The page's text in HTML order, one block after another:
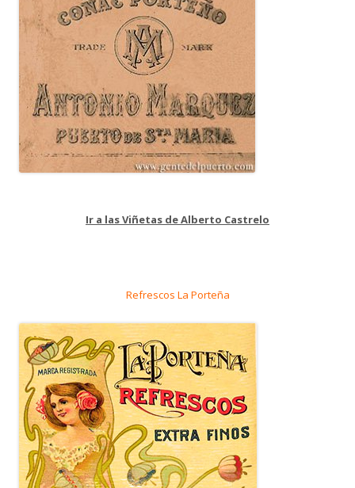
Ir a las Viñetas de Alberto Castrelo
Refrescos La Porteña